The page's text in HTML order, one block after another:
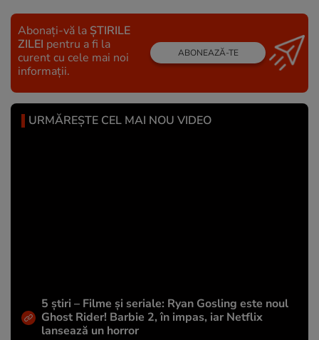
Abonați-vă la ȘTIRILE
ZILEI pentru a fi la
curent cu cele mai noi
informații.
ABONEAZĂ-TE
URMĂREȘTE CEL MAI NOU VIDEO
5 știri – Filme și seriale: Ryan Gosling este noul
Ghost Rider! Barbie 2, în impas, iar Netflix
lansează un horror